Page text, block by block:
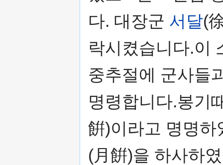
다. 대장군 서달(
락시켰습니다.이
중추절에 군사들
명령합니다.봉기
餠)이라고 명명
(月餠)을 하사하